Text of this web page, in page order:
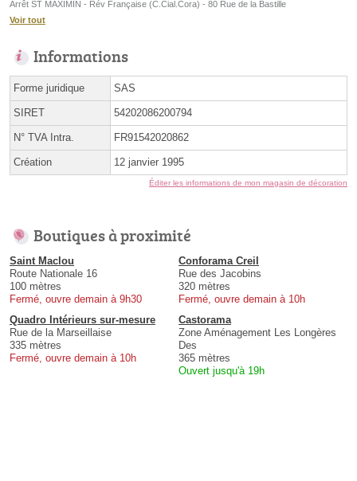
Arrêt ST MAXIMIN - Rév Française (C.Cial.Cora) - 80 Rue de la Bastille
Voir tout
Informations
Forme juridique SAS
SIRET 54202086200794
N° TVA Intra. FR91542020862
Création 12 janvier 1995
Éditer les informations de mon magasin de décoration
Boutiques à proximité
Saint Maclou
Route Nationale 16
100 mètres
Fermé, ouvre demain à 9h30
Conforama Creil
Rue des Jacobins
320 mètres
Fermé, ouvre demain à 10h
Quadro Intérieurs sur-mesure
Rue de la Marseillaise
335 mètres
Fermé, ouvre demain à 10h
Castorama
Zone Aménagement Les Longères
Des
365 mètres
Ouvert jusqu'à 19h